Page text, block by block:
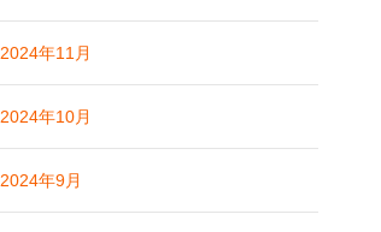
2024年11月
2024年10月
2024年9月